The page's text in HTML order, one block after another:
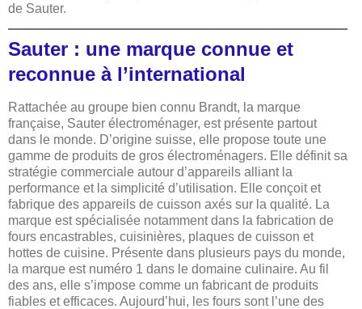
de Sauter.
Sauter : une marque connue et
reconnue à l’international
Rattachée au groupe bien connu Brandt, la marque
française, Sauter électroménager, est présente partout
dans le monde. D’origine suisse, elle propose toute une
gamme de produits de gros électroménagers. Elle définit sa
stratégie commerciale autour d’appareils alliant la
performance et la simplicité d’utilisation. Elle conçoit et
fabrique des appareils de cuisson axés sur la qualité. La
marque est spécialisée notamment dans la fabrication de
fours encastrables, cuisinières, plaques de cuisson et
hottes de cuisine. Présente dans plusieurs pays du monde,
la marque est numéro 1 dans le domaine culinaire. Au fil
des ans, elle s’impose comme un fabricant de produits
fiables et efficaces. Aujourd’hui, les fours sont l’une des